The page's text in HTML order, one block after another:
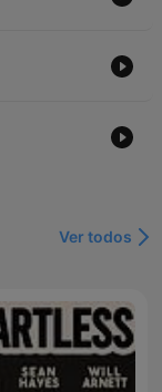
Ver todos